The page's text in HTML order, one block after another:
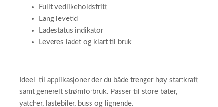
Fullt vedlikeholdsfritt
Lang levetid
Ladestatus indikator
Leveres ladet og klart til bruk
Ideell til applikasjoner der du både trenger høy startkraft
samt generelt strømforbruk. Passer til store båter,
yatcher, lastebiler, buss og lignende.